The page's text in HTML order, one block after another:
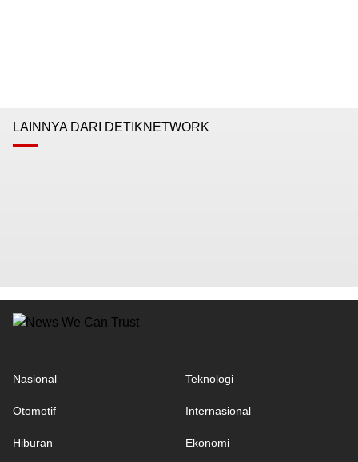
LAINNYA DARI DETIKNETWORK
Nasional Teknologi
Otomotif Internasional
Hiburan Ekonomi